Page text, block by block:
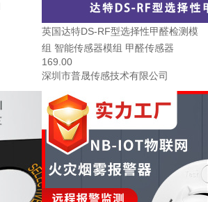
英国达特DS-RF型选择性甲醛检测模
组 智能传感器模组 甲醛传感器
169.00
深圳市普晟传感技术有限公司